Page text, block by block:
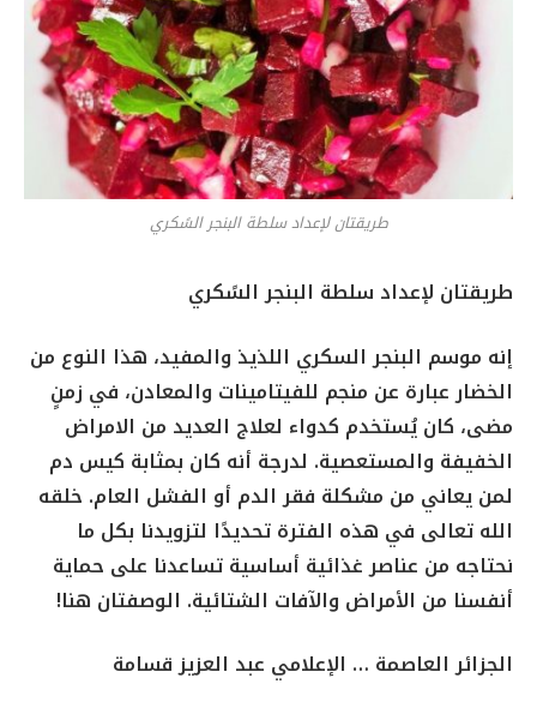
طريقتان لإعداد سلطة البنجر السًكري
طريقتان لإعداد سلطة البنجر السًكري
إنه موسم البنجر السكري اللذيذ والمفيد، هذا النوع من
الخضار عبارة عن منجم للفيتامينات والمعادن، في زمنٍ
مضى، كان يُستخدم كدواء لعلاج العديد من الامراض
الخفيفة والمستعصية. لدرجة أنه كان بمثابة كيس دم
لمن يعاني من مشكلة فقر الدم أو الفشل العام. خلقه
الله تعالى في هذه الفترة تحديدًا لتزويدنا بكل ما
نحتاجه من عناصر غذائية أساسية تساعدنا على حماية
أنفسنا من الأمراض والآفات الشتائية. الوصفتان هنا!
الجزائر العاصمة … الإعلامي عبد العزيز قسامة